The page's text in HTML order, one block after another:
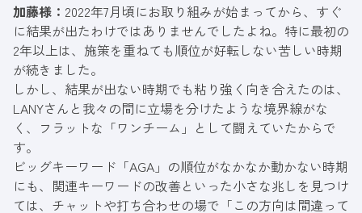
加藤様： 2022年7月頃にお取り組みが始まってから、すぐ
に結果が出たわけではありませんでしたよね。特に最初の
2年以上は、施策を重ねても順位が好転しない苦しい時期
が続きました。
しかし、結果が出ない時期でも粘り強く向き合えたのは、
LANYさんと我々の間に立場を分けたような境界線がな
く、フラットな「ワンチーム」として闘えていたからで
す。
ビッグキーワード「AGA」の順位がなかなか動かない時期
にも、関連キーワードの改善といった小さな兆しを見つけ
ては、チャットや打ち合わせの場で「この方向は間違って